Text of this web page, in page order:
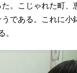
た。こじゃれた町、
である。これに小
。